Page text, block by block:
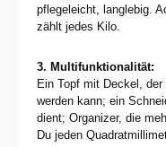
pflegeleicht, langlebig.
zählt jedes Kilo.
3. Multifunktionalität:
Ein Topf mit Deckel,
werden kann; ein
dient; Organizer, die
Du jeden